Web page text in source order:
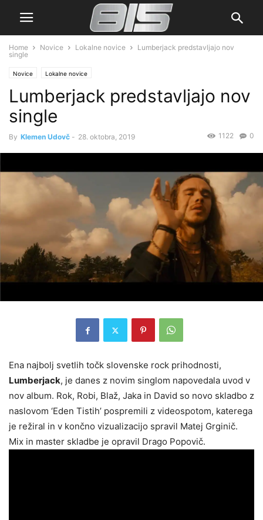
Home Novice Lokalne novice
Lumberjack predstavljajo nov
single
Novice Lokalne novice
Lumberjack predstavljajo nov
single
By Klemen Udovč - 28. oktobra, 2019 0
1122
Ena najbolj svetlih točk slovenske rock prihodnosti,
Lumberjack, je danes z novim singlom napovedala uvod v
nov album. Rok, Robi, Blaž, Jaka in David so novo skladbo z
naslovom ‘Eden Tistih’ pospremili z videospotom, katerega
je režiral in v končno vizualizacijo spravil Matej Grginič.
Mix in master skladbe je opravil Drago Popovič.